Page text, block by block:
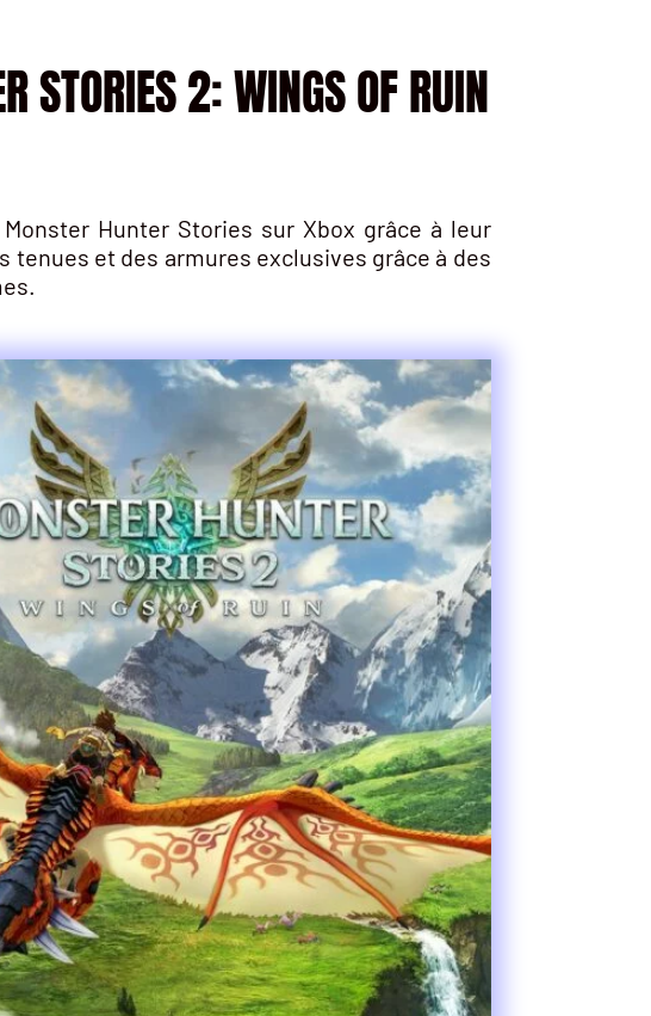
STORIES 2: WINGS OF RUIN
Hunter Stories sur Xbox grâce à leur
tenues et des armures exclusives grâce à des